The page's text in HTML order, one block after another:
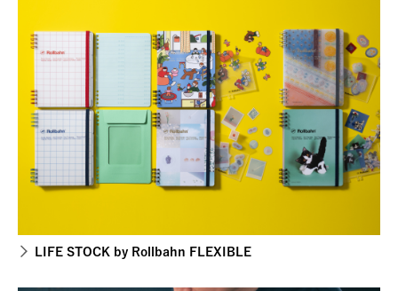
LIFE STOCK by Rollbahn FLEXIBLE​